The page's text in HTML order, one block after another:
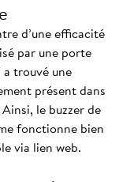
d’une efficacité
par une porte
a trouvé une
présent dans
le buzzer de
fonctionne bien
via lien web.